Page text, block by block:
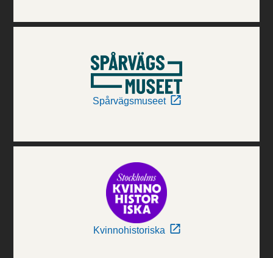
Spårvägsmuseet
Kvinnohistoriska